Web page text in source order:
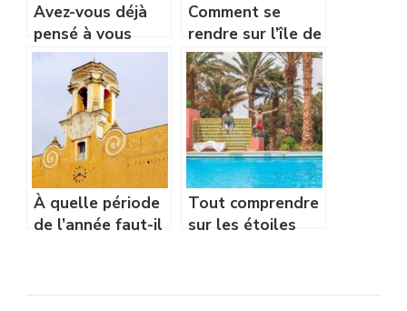
Avez-vous déjà
pensé à vous
rendre sur l’île de
Paxos en Grèce ?
Comment se
rendre sur l’île de
Paxos ?
À quelle période
de l’année faut-il
Tout comprendre
sur les étoiles